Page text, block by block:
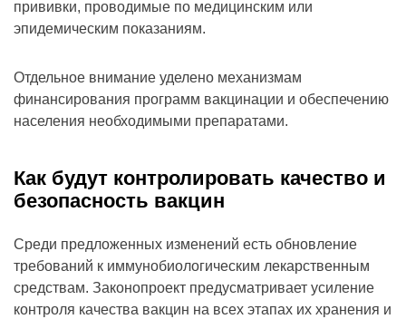
прививки, проводимые по медицинским или
эпидемическим показаниям.
Отдельное внимание уделено механизмам
финансирования программ вакцинации и обеспечению
населения необходимыми препаратами.
Как будут контролировать качество и
безопасность вакцин
Среди предложенных изменений есть обновление
требований к иммунобиологическим лекарственным
средствам. Законопроект предусматривает усиление
контроля качества вакцин на всех этапах их хранения и